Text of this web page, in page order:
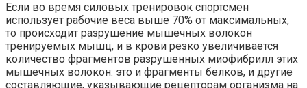
Если во время силовых тренировок спортсмен
использует рабочие веса выше 70% от максимальных,
то происходит разрушение мышечных волокон
тренируемых мышц, и в крови резко увеличивается
количество фрагментов разрушенных миофибрилл этих
мышечных волокон: это и фрагменты белков, и другие
составляющие, указывающие рецепторам организма на